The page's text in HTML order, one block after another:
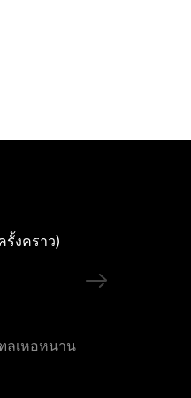
รั้งคราว)
ลเหอหนาน